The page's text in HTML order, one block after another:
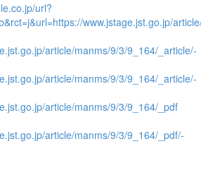
url?
www.jstage.jst.go.jp/
article/manms/9/3/9_164/_article/-
article/manms/9/3/9_164/_article/-
article/manms/9/3/9_164/_pdf
article/manms/9/3/9_164/_pdf/-